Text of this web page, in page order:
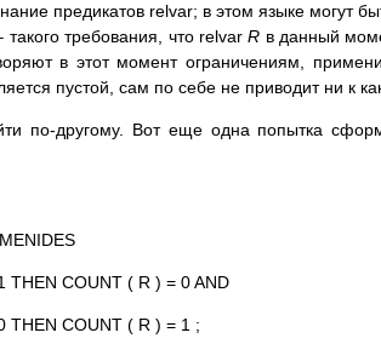
предикатов relvar; в этом языке могут
требования, что relvarR в данный
в этот момент ограничениям,
пустой, сам по себе не приводит ни к
по-другому. Вот еще одна попытка
THEN COUNT ( R ) = 0 AND
THEN COUNT ( R ) = 1 ;